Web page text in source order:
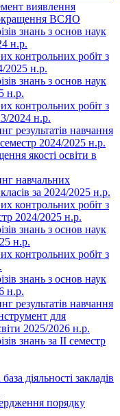
виявлення
ВСЯО
знань з основ наук
н.р.
контрольних робіт з
2025 н.р.
знань з основ наук
н.р.
контрольних робіт з
2024 н.р.
результатів навчання
семестр 2024/2025 н.р.
якості освіти в
навчальних
за 2024/2025 н.р.
контрольних робіт з
2024/2025 н.р.
знань з основ наук
н.р.
контрольних робіт з
знань з основ наук
н.р.
результатів навчання
для
2025/2026 н.р.
знань за ІІ семестр
діяльності закладів
порядку